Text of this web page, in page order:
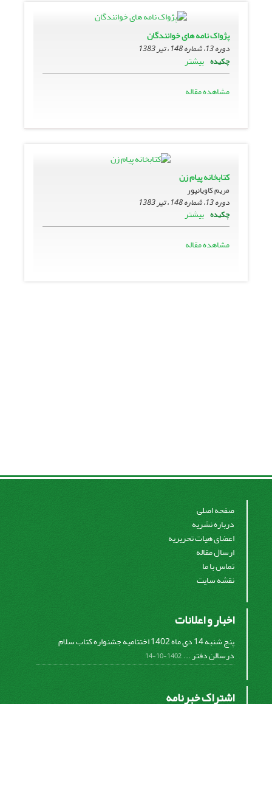
پژواک نامه هاى خوانندگان
دوره 13، شماره 148 ، تیر 1383
چکیده بیشتر
مشاهده مقاله
کتابخانه پیام زن
مریم کاویانپور
دوره 13، شماره 148 ، تیر 1383
چکیده بیشتر
مشاهده مقاله
صفحه اصلی
درباره نشریه
اعضای هیات تحریریه
ارسال مقاله
تماس با ما
نقشه سایت
اخبار و اعلانات
پنج شنبه 14 دی ماه 1402 اختتامیه جشنواره کتاب سلام
درسالن دفتر ...1402-10-14
اشتراک خبرنامه